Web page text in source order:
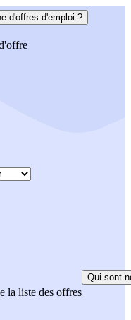
d'offres d'emploi ?
la liste des offres
Qui sont